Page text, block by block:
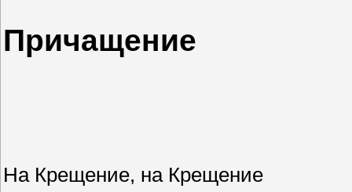
Причащение
На Крещение, на Крещение